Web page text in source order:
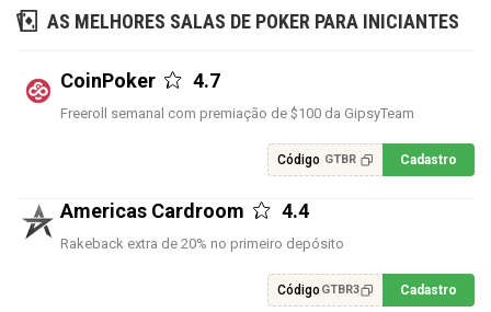
AS MELHORES SALAS DE POKER PARA INICIANTES
CoinPoker 4.7
Freeroll semanal com premiação de $100 da GipsyTeam
Código GTBR Cadastro
Americas Cardroom 4.4
Rakeback extra de 20% no primeiro depósito
Código GTBR3 Cadastro